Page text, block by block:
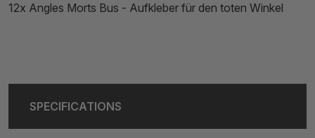
12x Angles Morts Bus - Aufkleber für den toten Winkel
SPECIFICATIONS